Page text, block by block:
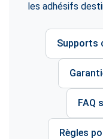
les adhésifs
Supports
FAQ
Règles